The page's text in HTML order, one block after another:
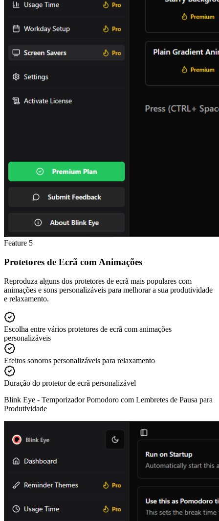
Feature 5
Protetores de Ecrã com Animações
Reproduza alguns dos protetores de ecrã mais populares com
animações e sons personalizáveis para melhorar a sua produtividade
e relaxamento.
Escolha entre vários protetores de ecrã com animações
personalizáveis
Efeitos sonoros personalizáveis para relaxamento
Duração do protetor de ecrã personalizável
Blink Eye - Temporizador Pomodoro com Lembretes de Pausa para
Produtividade